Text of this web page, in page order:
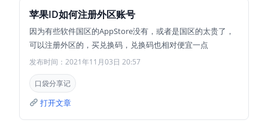
苹果ID如何注册外区账号
因为有些软件国区的AppStore没有，或者是国区的太贵了，
可以注册外区的，买兑换码，兑换码也相对便宜一点
发布时间：2021年11月03日 20:57
口袋分享记
打开文章